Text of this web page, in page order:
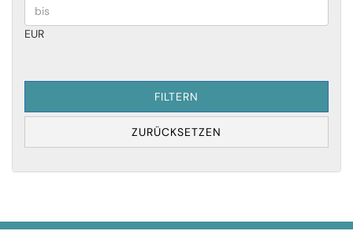
EUR
FILTERN
ZURÜCKSETZEN